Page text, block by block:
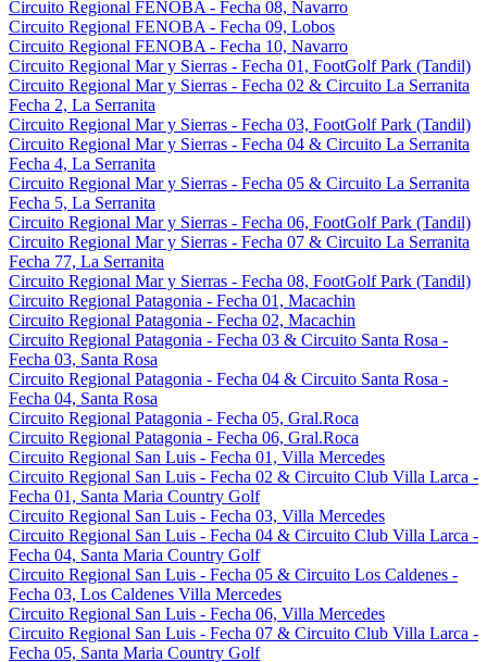
Circuito Regional FENOBA - Fecha 08, Navarro
Circuito Regional FENOBA - Fecha 09, Lobos
Circuito Regional FENOBA - Fecha 10, Navarro
Circuito Regional Mar y Sierras - Fecha 01, FootGolf Park (Tandil)
Circuito Regional Mar y Sierras - Fecha 02 & Circuito La Serranita
Fecha 2, La Serranita
Circuito Regional Mar y Sierras - Fecha 03, FootGolf Park (Tandil)
Circuito Regional Mar y Sierras - Fecha 04 & Circuito La Serranita
Fecha 4, La Serranita
Circuito Regional Mar y Sierras - Fecha 05 & Circuito La Serranita
Fecha 5, La Serranita
Circuito Regional Mar y Sierras - Fecha 06, FootGolf Park (Tandil)
Circuito Regional Mar y Sierras - Fecha 07 & Circuito La Serranita
Fecha 77, La Serranita
Circuito Regional Mar y Sierras - Fecha 08, FootGolf Park (Tandil)
Circuito Regional Patagonia - Fecha 01, Macachin
Circuito Regional Patagonia - Fecha 02, Macachin
Circuito Regional Patagonia - Fecha 03 & Circuito Santa Rosa -
Fecha 03, Santa Rosa
Circuito Regional Patagonia - Fecha 04 & Circuito Santa Rosa -
Fecha 04, Santa Rosa
Circuito Regional Patagonia - Fecha 05, Gral.Roca
Circuito Regional Patagonia - Fecha 06, Gral.Roca
Circuito Regional San Luis - Fecha 01, Villa Mercedes
Circuito Regional San Luis - Fecha 02 & Circuito Club Villa Larca -
Fecha 01, Santa Maria Country Golf
Circuito Regional San Luis - Fecha 03, Villa Mercedes
Circuito Regional San Luis - Fecha 04 & Circuito Club Villa Larca -
Fecha 04, Santa Maria Country Golf
Circuito Regional San Luis - Fecha 05 & Circuito Los Caldenes -
Fecha 03, Los Caldenes Villa Mercedes
Circuito Regional San Luis - Fecha 06, Villa Mercedes
Circuito Regional San Luis - Fecha 07 & Circuito Club Villa Larca -
Fecha 05, Santa Maria Country Golf